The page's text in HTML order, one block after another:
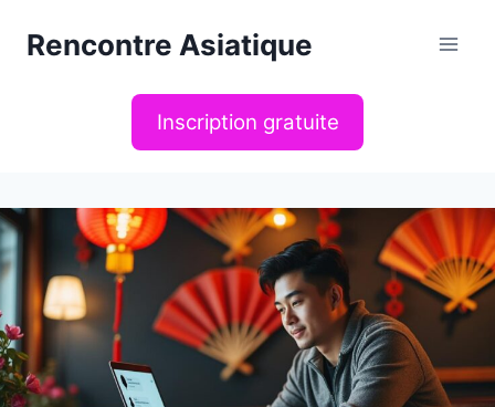
Rencontre Asiatique
Inscription gratuite